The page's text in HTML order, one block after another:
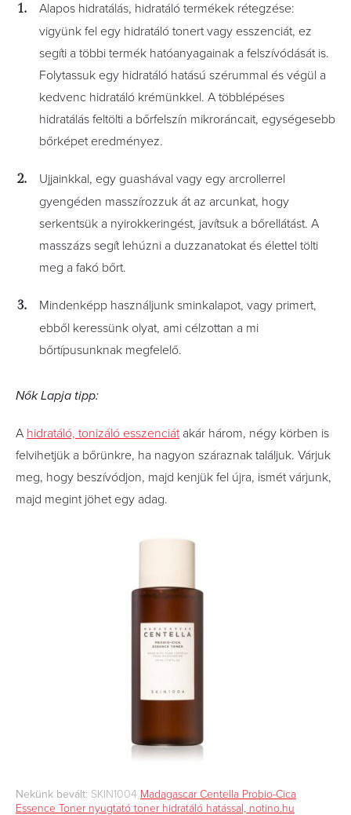
Alapos hidratálás, hidratáló termékek rétegzése:
vigyünk fel egy hidratáló tonert vagy esszenciát, ez
segíti a többi termék hatóanyagainak a felszívódását is.
Folytassuk egy hidratáló hatású szérummal és végül a
kedvenc hidratáló krémünkkel. A többlépéses
hidratálás feltölti a bőrfelszín mikroráncait, egységesebb
bőrképet eredményez.
Ujjainkkal, egy guashával vagy egy arcrollerrel
gyengéden masszírozzuk át az arcunkat, hogy
serkentsük a nyirokkeringést, javítsuk a bőrellátást. A
masszázs segít lehúzni a duzzanatokat és élettel tölti
meg a fakó bőrt.
Mindenképp használjunk sminkalapot, vagy primert,
ebből keressünk olyat, ami célzottan a mi
bőrtípusunknak megfelelő.
Nők Lapja tipp:
A hidratáló, tonizáló esszenciátakár három, négy körben is
felvihetjük a bőrünkre, ha nagyon száraznak találjuk. Várjuk
meg, hogy beszívódjon, majd kenjük fel újra, ismét várjunk,
majd megint jöhet egy adag.
Nekünk bevált: SKIN1004 Madagascar Centella Probio-Cica
Essence Toner nyugtató toner hidratáló hatással, notino.hu